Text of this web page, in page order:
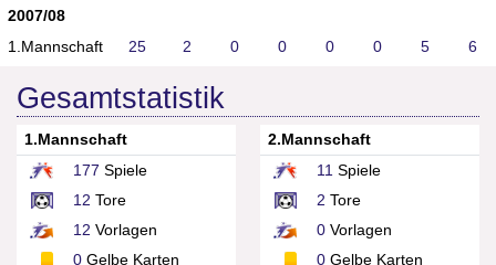
2007/08
1.Mannschaft
25 2 0 0 0 0 5 6
Gesamtstatistik
1.Mannschaft
177 Spiele
12 Tore
12 Vorlagen
0 Gelbe Karten
2.Mannschaft
11 Spiele
2 Tore
0Vorlagen
0Gelbe Karten